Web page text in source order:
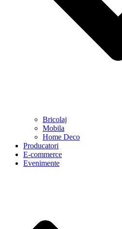
Bricolaj
Mobila
Home Deco
Producatori
E-commerce
Evenimente